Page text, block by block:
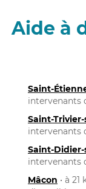
Aide à
Saint-
intervenants
Saint-
intervenants
Saint-
intervenants
Mâcon • à